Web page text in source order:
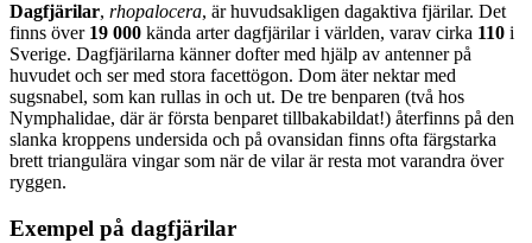
Dagfjärilar, rhopalocera, är huvudsakligen dagaktiva fjärilar. Det
finns över 19 000 kända arter dagfjärilar i världen, varav cirka 110 i
Sverige. Dagfjärilarna känner dofter med hjälp av antenner på
huvudet och ser med stora facettögon. Dom äter nektar med
sugsnabel, som kan rullas in och ut. De tre benparen (två hos
Nymphalidae, där är första benparet tillbakabildat!) återfinns på den
slanka kroppens undersida och på ovansidan finns ofta färgstarka
brett triangulära vingar som när de vilar är resta mot varandra över
ryggen.
Exempel på dagfjärilar